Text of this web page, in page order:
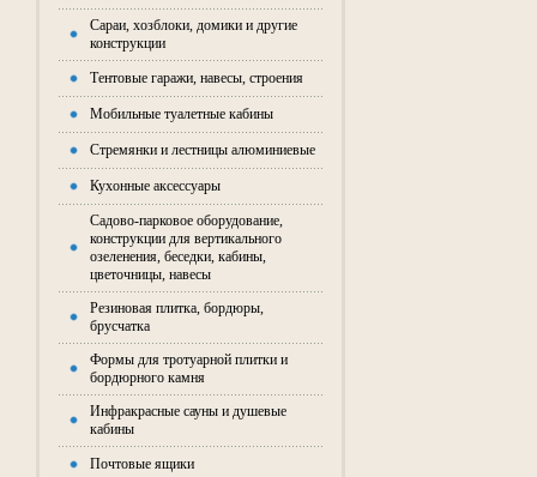
Сараи, хозблоки, домики и другие
конструкции
Тентовые гаражи, навесы, строения
Мобильные туалетные кабины
Стремянки и лестницы алюминиевые
Кухонные аксессуары
Садово-парковое оборудование,
конструкции для вертикального
озеленения, беседки, кабины,
цветочницы, навесы
Резиновая плитка, бордюры,
брусчатка
Формы для тротуарной плитки и
бордюрного камня
Инфракрасные сауны и душевые
кабины
Почтовые ящики